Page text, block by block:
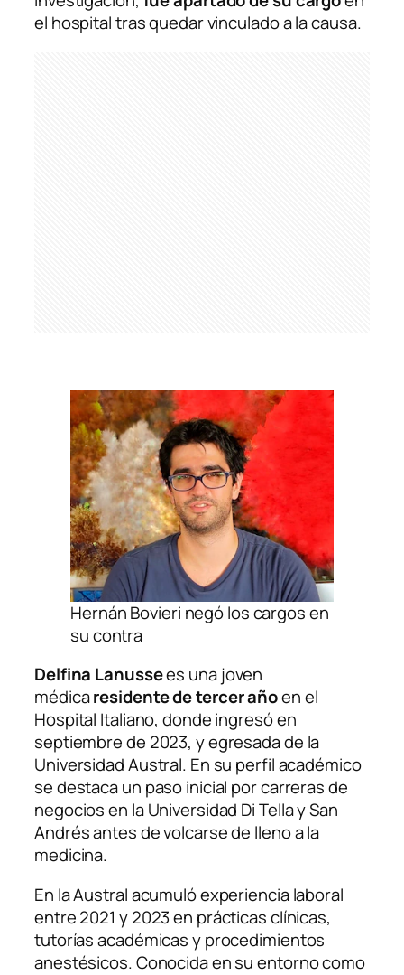
el hospital tras quedar vinculado a la causa.
Hernán Bovieri negó los cargos en
su contra
Delfina Lanussees una joven
médicaresidente de tercer añoen el
Hospital Italiano, donde ingresó en
septiembre de 2023, y egresada de la
Universidad Austral. En su perfil académico
se destaca un paso inicial por carreras de
negocios en la Universidad Di Tella y San
Andrés antes de volcarse de lleno a la
medicina.
En la Austral acumuló experiencia laboral
entre 2021 y 2023 en prácticas clínicas,
tutorías académicas y procedimientos
anestésicos. Conocida en su entorno como